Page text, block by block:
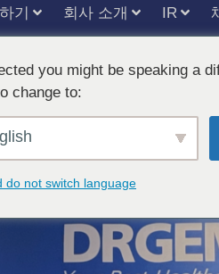
기 회사 소개 IR
참가 성
you might be speaking a
change to:
do not switch language